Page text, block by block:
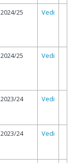
2024/25 Vedi
2024/25 Vedi
2023/24 Vedi
2023/24 Vedi